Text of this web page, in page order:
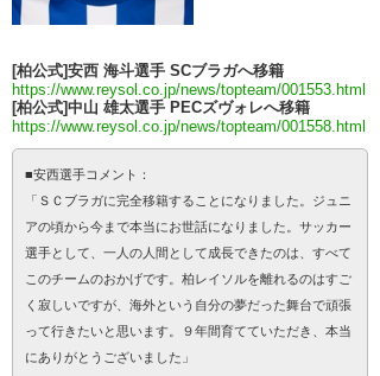
[柏公式]安西 海斗選手 SCブラガへ移籍
https://www.reysol.co.jp/news/topteam/001553.html
[柏公式]中山 雄太選手 PECズヴォレへ移籍
https://www.reysol.co.jp/news/topteam/001558.html
■安西選手コメント：
「ＳＣブラガに完全移籍することになりました。ジュニ
アの頃から今まで本当にお世話になりました。サッカー
選手として、一人の人間として成長できたのは、すべて
このチームのおかげです。柏レイソルを離れるのはすご
く寂しいですが、海外という自分の夢だった舞台で頑張
って行きたいと思います。９年間育てていただき、本当
にありがとうございました」